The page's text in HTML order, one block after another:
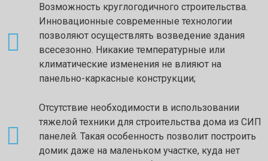
Возможность круглогодичного строительства.
Инновационные современные технологии
позволяют осуществлять возведение здания
всесезонно. Никакие температурные или
климатические изменения не влияют на
панельно-каркасные конструкции;
Отсутствие необходимости в использовании
тяжелой техники для строительства дома из СИП
панелей. Такая особенность позволит построить
домик даже на маленьком участке, куда нет